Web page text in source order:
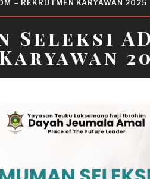
– REKRUTMEN KARYAWAN 2025
Seleksi